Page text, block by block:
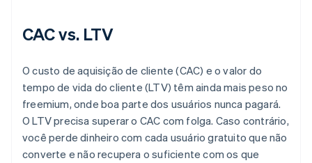
CAC vs. LTV
O custo de aquisição de cliente (CAC) e o valor do
tempo de vida do cliente (LTV) têm ainda mais peso no
freemium, onde boa parte dos usuários nunca pagará.
O LTV precisa superar o CAC com folga. Caso contrário,
você perde dinheiro com cada usuário gratuito que não
converte e não recupera o suficiente com os que